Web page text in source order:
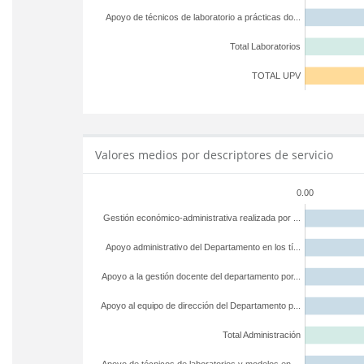
TOTAL UPV
Total Laboratorios
Apoyo de técnicos de laboratorio a prácticas do...
Valores medios por descriptores de servicio
0.00
Total Administración
Apoyo al equipo de dirección del Departamento p...
Apoyo a la gestión docente del departamento por...
Apoyo administrativo del Departamento en los tí...
Gestión económico-administrativa realizada por ...